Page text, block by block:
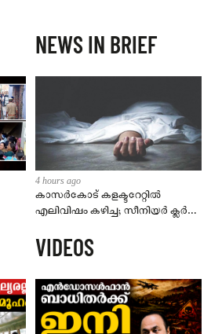
NEWS IN BRIEF
4 hours ago
കാസർകോട് കളക്ടറേറ്റിൽ
എലിവിഷം കഴിച്ച; സീനിയർ ക്ലർക്ക്
VIDEOS